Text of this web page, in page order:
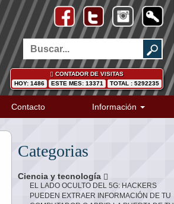
CONTADOR DE VISITAS
HOY: 1486
ESTE MES: 13371 TOTAL : 5292235
Contacto Información
Categorias
Ciencia y tecnología
EL LADO OCULTO DEL 5G: HACKERS
PUEDEN EXTRAER INFORMACIÓN DE TU